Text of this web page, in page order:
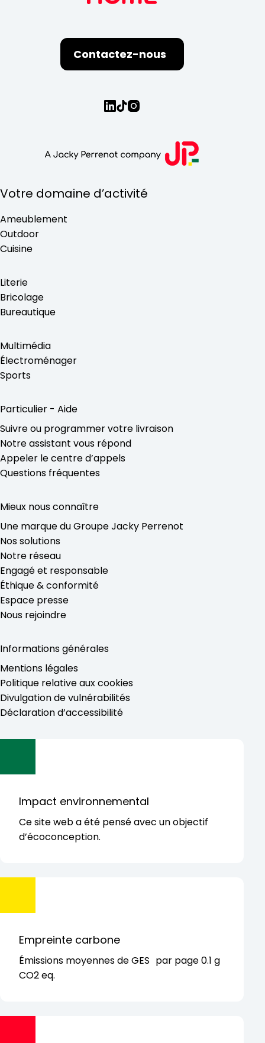
Contactez-nous
Votre domaine d’activité
Ameublement
Outdoor
Cuisine
Literie
Bricolage
Bureautique
Multimédia
Électroménager
Sports
Particulier - Aide
Suivre ou programmer votre livraison
Notre assistant vous répond
Appeler le centre d’appels
Questions fréquentes
Mieux nous connaître
Une marque du Groupe Jacky Perrenot
Nos solutions
Notre réseau
Engagé et responsable
Éthique & conformité
Espace presse
Nous rejoindre
Informations générales
Mentions légales
Politique relative aux cookies
Divulgation de vulnérabilités
Déclaration d’accessibilité
Impact environnemental
Ce site web a été pensé avec un objectif
d’écoconception.
Empreinte carbone
Émissions moyennes de GES par page 0.1 g
CO2 eq.